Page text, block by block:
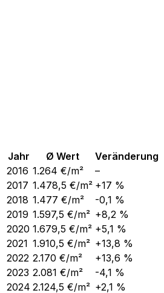
Jahr Ø Wert
Veränderung
2016 1.264 €/m²
–
2017 1.478,5 €/m² +17 %
2018 1.477 €/m²
-0,1 %
2019 1.597,5 €/m² +8,2 %
2020 1.679,5 €/m² +5,1 %
2021 1.910,5 €/m² +13,8 %
2022 2.170 €/m²
+13,6 %
2023 2.081 €/m²
-4,1 %
2024 2.124,5 €/m² +2,1 %